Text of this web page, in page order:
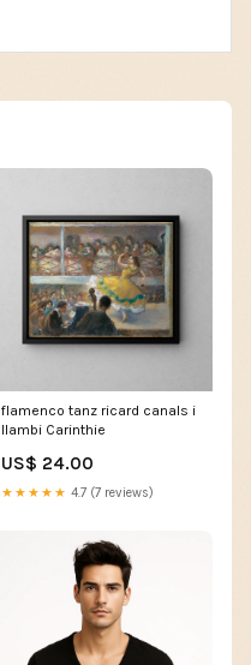
flamenco tanz ricard canals i
llambi Carinthie
US$ 24.00
★★★★★ 4.7 (7 reviews)